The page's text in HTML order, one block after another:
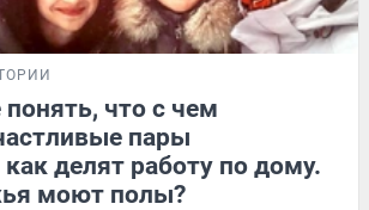
что с чем
пары
как делят работу по дому.
моют полы?